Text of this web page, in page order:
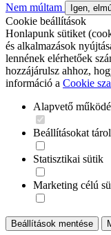
Nem múltam Igen,
Cookie beállítások
Honlapunk sütiket
és alkalmazások
lennének elérhetőek
hozzájárulsz ahhoz,
információ a Cookie
Alapvető
Beállításokat
Statisztikai sütik
Marketing célú
Beállítások mentése